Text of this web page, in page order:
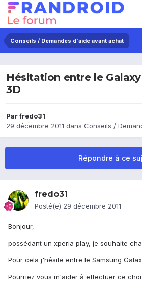
Conseils / Demandes d'aide avant achat
Hésitation entre le Galaxy
3D
Parfredo31
29 décembre 2011 dans Conseils /
Répondre à ce
fredo31
Posté(e) 29 décembre 2011
Bonjour,
possédant un xperia play, je souhaite
Pour cela j'hésite entre le Samsung
Pourriez vous m'aider à effectuer ce